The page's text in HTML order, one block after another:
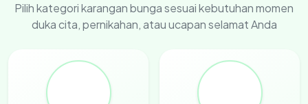
Pilih kategori karangan bunga sesuai kebutuhan momen
duka cita, pernikahan, atau ucapan selamat Anda